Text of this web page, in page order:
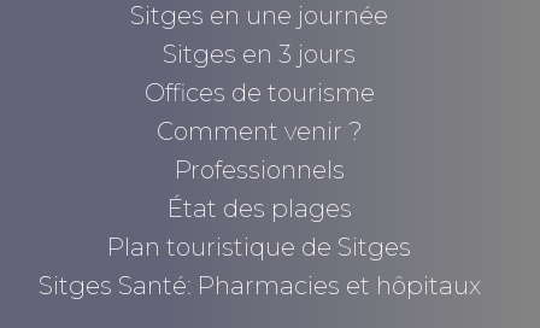
Sitges en une journée
Sitges en 3 jours
Offices de tourisme
Comment venir ?
Professionnels
État des plages
Plan touristique de Sitges
Sitges Santé: Pharmacies et hôpitaux